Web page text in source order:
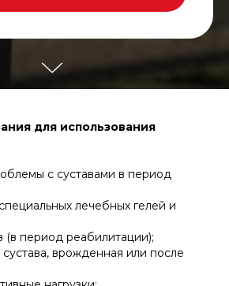
для использования
с суставами в период
лечебных гелей и
(в период реабилитации);
врожденная или после